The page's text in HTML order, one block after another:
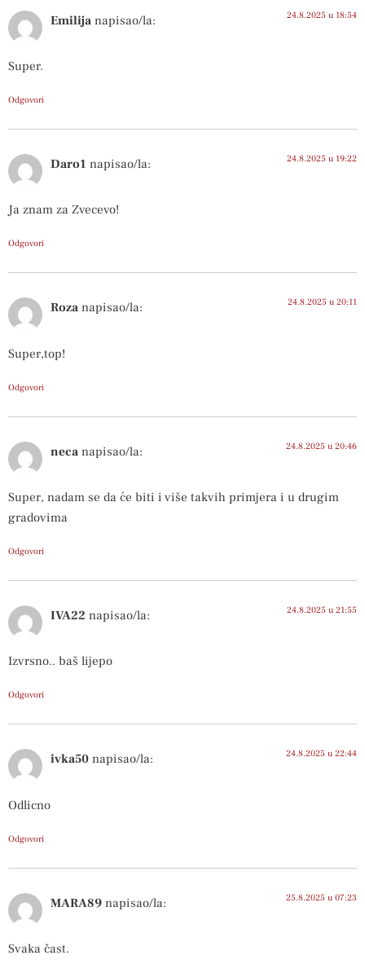
Emilija napisao/la: 24.8.2025 u 18:54
Super.
Odgovori
Daro1 napisao/la: 24.8.2025 u 19:22
Ja znam za Zvecevo!
Odgovori
Roza napisao/la: 24.8.2025 u 20:11
Super,top!
Odgovori
neca napisao/la: 24.8.2025 u 20:46
Super, nadam se da će biti i više takvih primjera i u drugim
gradovima
Odgovori
IVA22 napisao/la: 24.8.2025 u 21:55
Izvrsno.. baš lijepo
Odgovori
ivka50 napisao/la: 24.8.2025 u 22:44
Odlicno
Odgovori
MARA89 napisao/la: 25.8.2025 u 07:23
Svaka čast.